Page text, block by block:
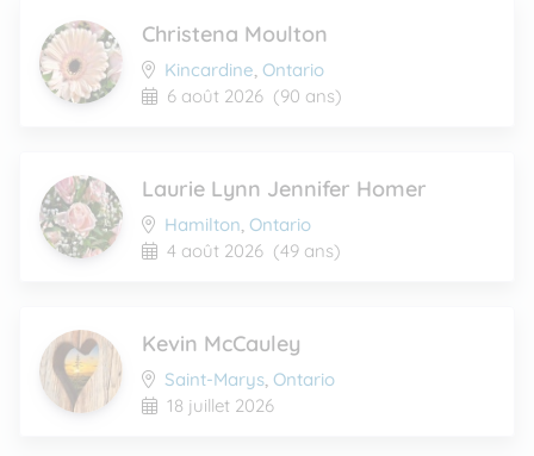
Christena Moulton
Kincardine, Ontario
6 août 2026 (90 ans)
Laurie Lynn Jennifer Homer
Hamilton, Ontario
4 août 2026 (49 ans)
Kevin McCauley
Saint-Marys, Ontario
18 juillet 2026